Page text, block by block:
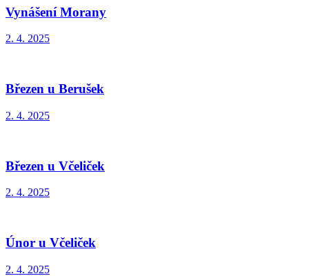
Vynášení Morany
2. 4. 2025
Březen u Berušek
2. 4. 2025
Březen u Včeliček
2. 4. 2025
Únor u Včeliček
2. 4. 2025